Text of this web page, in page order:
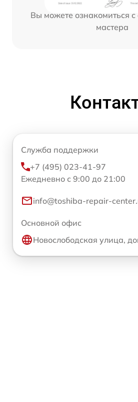
Вы можете ознакомиться
мастера
Служба поддержки
+7 (495) 023-41-97
Ежедневно с 9:00 до 21:00
info@toshiba-repair-
Основной офис
Новослободская улица,